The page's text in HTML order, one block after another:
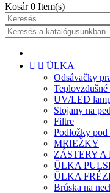
Kosár 0 Item(s)
  ÜLKA
Odsávačky
UV/LED
Stojany na
Filtre
Podložky
MRIEŽKY
ZÁSTERY
ÜLKA
ÜLKA
Brúska na